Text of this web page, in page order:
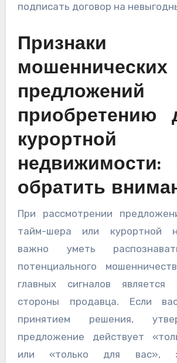
подписать договор на
Признаки
мошеннических
приобретению
курортной
недвижимости:
обратить
При рассмотрении
тайм-шера или курортной
важно уметь
потенциального
главных сигналов является
стороны продавца. Если
принятием решения,
предложение действует
или «только для вас»,